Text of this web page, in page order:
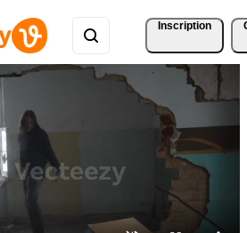
Inscription